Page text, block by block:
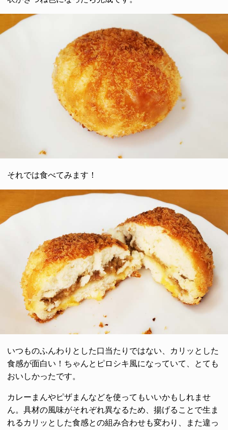
それでは食べてみます！
いつものふんわりとした口当たりではない、カリッとした
食感が面白い！ちゃんとピロシキ風になっていて、とても
おいしかったです。
カレーまんやピザまんなどを使ってもいいかもしれませ
ん。具材の風味がそれぞれ異なるため、揚げることで生ま
れるカリッとした食感との組み合わせも変わり、また違っ